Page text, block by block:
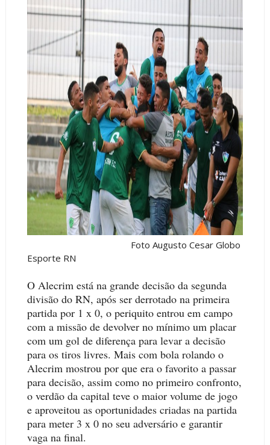
Foto Augusto Cesar Globo
Esporte RN
O Alecrim está na grande decisão da segunda
divisão do RN, após ser derrotado na primeira
partida por 1 x 0, o periquito entrou em campo
com a missão de devolver no mínimo um placar
com um gol de diferença para levar a decisão
para os tiros livres. Mais com bola rolando o
Alecrim mostrou por que era o favorito a passar
para decisão, assim como no primeiro confronto,
o verdão da capital teve o maior volume de jogo
e aproveitou as oportunidades criadas na partida
para meter 3 x 0 no seu adversário e garantir
vaga na final.